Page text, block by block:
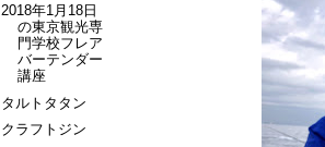
2018年1月18日
の東京観光専
門学校フレア
バーテンダー
講座
タルトタタン
クラフトジン